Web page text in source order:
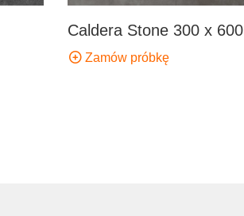
Caldera Stone 300 x 600
Zamów próbkę